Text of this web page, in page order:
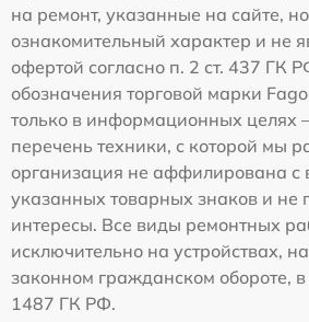
на ремонт, указанные на сайте,
ознакомительный характер и не
офертой согласно п. 2 ст. 437 ГК
обозначения торговой марки
только в информационных целях
перечень техники, с которой мы
организация не аффилирована с
указанных товарных знаков и не
интересы. Все виды ремонтных
исключительно на устройствах,
законном гражданском обороте, в
1487 ГК РФ.